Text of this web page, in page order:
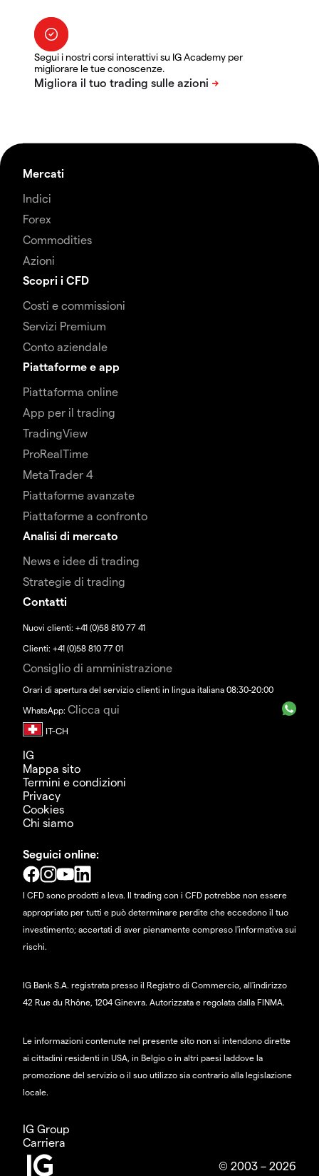
Segui i nostri corsi interattivi su IG Academy per
migliorare le tue conoscenze.
Mercati
Indici
Forex
Commodities
Azioni
Scopri i CFD
Costi e commissioni
Servizi Premium
Conto aziendale
Piattaforme e app
Piattaforma online
App per il trading
TradingView
ProRealTime
MetaTrader 4
Piattaforme avanzate
Piattaforme a confronto
Analisi di mercato
News e idee di trading
Strategie di trading
Contatti
Nuovi clienti: +41 (0)58 810 77 41
Clienti: +41 (0)58 810 77 01
Consiglio di amministrazione
Orari di apertura del servizio clienti in lingua italiana 08:30-20:00
WhatsApp: Clicca qui
IG
Mappa sito
Termini e condizioni
Privacy
Cookies
Chi siamo
Seguici online:
I CFD sono prodotti a leva. Il trading con i CFD potrebbe non essere
appropriato per tutti e può determinare perdite che eccedono il tuo
investimento; accertati di aver pienamente compreso l'informativa sui
rischi.
IG Bank S.A. registrata presso il Registro di Commercio, all'indirizzo
42 Rue du Rhône, 1204 Ginevra. Autorizzata e regolata dalla FINMA.
Le informazioni contenute nel presente sito non si intendono dirette
ai cittadini residenti in USA, in Belgio o in altri paesi laddove la
promozione del servizio o il suo utilizzo sia contrario alla legislazione
locale.
IG Group
Carriera
© 2003 – 2026